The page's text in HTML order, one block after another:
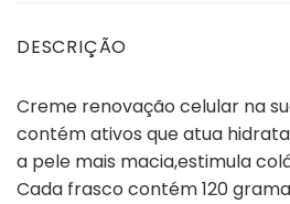
DESCRIÇÃO
Creme renovação celular na
contém ativos que atua
a pele mais macia,estimula
Cada frasco contém 120